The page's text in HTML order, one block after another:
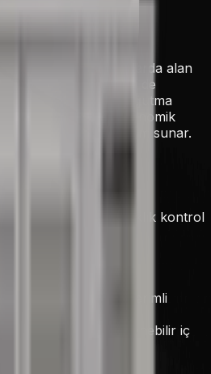
profesyonel mutfaklarda alan
çalışma yüzeyi hem de
görür. Yüksek soğutma
çelik gövdesi ve ergonomik
ve hijyenik bir kullanım sunar.
sistemi. Dijital sıcaklık kontrol
soğutma.
yüzey.
Sessiz ve yüksek verimli
kapılar. Kolay temizlenebilir iç